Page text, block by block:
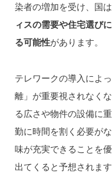
染者の増加を受け、国
ィスの需要や住宅選び
る可能性があります。
テレワークの導入によ
離」が重要視されなく
る広さや物件の設備に
勤に時間を割く必要が
味が充実できることを
出てくると予想されます